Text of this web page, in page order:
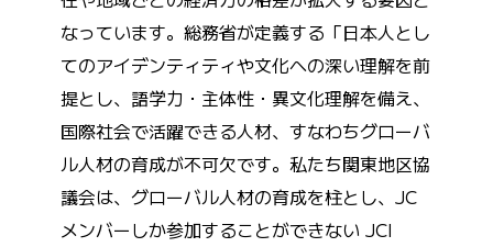
なっています。総務省が定義する「日本人とし
てのアイデンティティや文化への深い理解を前
提とし、語学力・主体性・異文化理解を備え、
国際社会で活躍できる人材、すなわちグローバ
ル人材の育成が不可欠です。私たち関東地区協
議会は、グローバル人材の育成を柱とし、JC
メンバーしか参加することができない JCI